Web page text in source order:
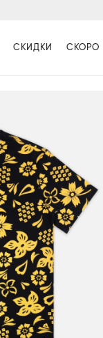
СКИДКИ СКОРО